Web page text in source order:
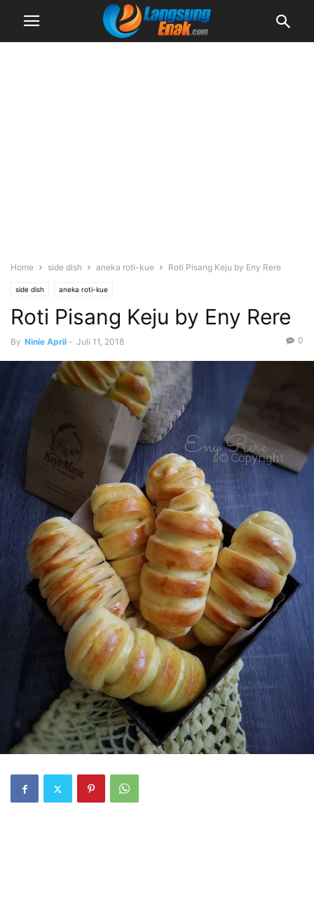
Home side dish aneka roti-kue Roti Pisang Keju by Eny Rere
side dish aneka roti-kue
Roti Pisang Keju by Eny Rere
By Ninie April - Juli 11, 2018 0